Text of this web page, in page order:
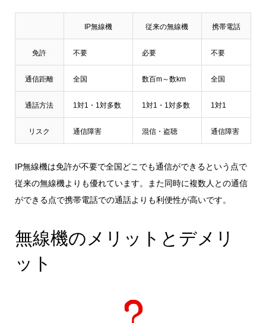
IP無線機 従来の無線機 携帯電話
免許 不要 必要 不要
通信距離 全国 数百m～数km 全国
通話方法 1対1・1対多数 1対1・1対多数 1対1
リスク 通信障害 混信・盗聴 通信障害
IP無線機は免許が不要で全国どこでも通信ができるという点で
従来の無線機よりも優れています。また同時に複数人との通信
ができる点で携帯電話での通話よりも利便性が高いです。
無線機のメリットとデメリ
ット